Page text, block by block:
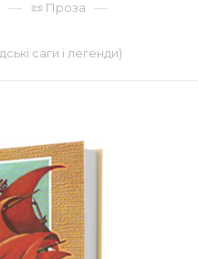
— 📜 Проза —
саги і легенди)